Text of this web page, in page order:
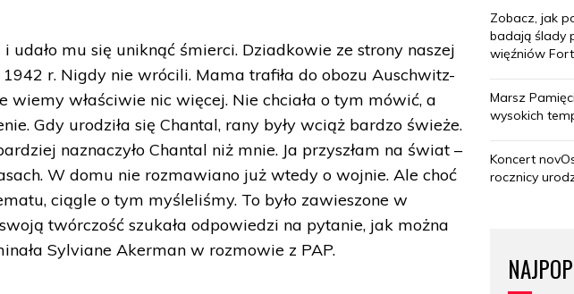
udało mu się uniknąć śmierci. Dziadkowie ze strony naszej
r. Nigdy nie wrócili. Mama trafiła do obozu Auschwitz-
wiemy właściwie nic więcej. Nie chciała o tym mówić, a
Gdy urodziła się Chantal, rany były wciąż bardzo świeże.
naznaczyło Chantal niż mnie. Ja przyszłam na świat –
W domu nie rozmawiano już wtedy o wojnie. Ale choć
ciągle o tym myśleliśmy. To było zawieszone w
twórczość szukała odpowiedzi na pytanie, jak można
Sylviane Akerman w rozmowie z PAP.
Zobacz, jak
badają ślady
więźniów
Marsz
wysokich
Koncert
rocznicy